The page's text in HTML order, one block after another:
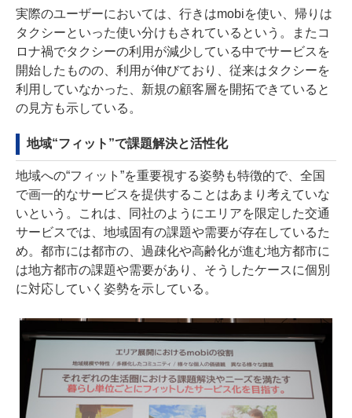
実際のユーザーにおいては、行きはmobiを使い、帰りは
タクシーといった使い分けもされているという。またコ
ロナ禍でタクシーの利用が減少している中でサービスを
開始したものの、利用が伸びており、従来はタクシーを
利用していなかった、新規の顧客層を開拓できていると
の見方も示している。
地域“フィット”で課題解決と活性化
地域への“フィット”を重要視する姿勢も特徴的で、全国
で画一的なサービスを提供することはあまり考えていな
いという。これは、同社のようにエリアを限定した交通
サービスでは、地域固有の課題や需要が存在しているた
め。都市には都市の、過疎化や高齢化が進む地方都市に
は地方都市の課題や需要があり、そうしたケースに個別
に対応していく姿勢を示している。